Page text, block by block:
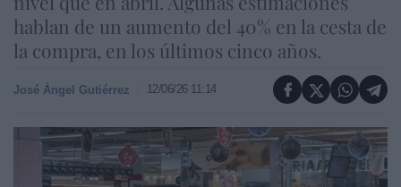
hablan de un aumento del 40% en la cesta de
la compra, en los últimos cinco años.
José Ángel Gutiérrez 12/06/26 11:14